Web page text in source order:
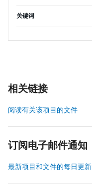
关键词
相关链接
阅读有关该项目的文件
订阅电子邮件通知
最新项目和文件的每日更新